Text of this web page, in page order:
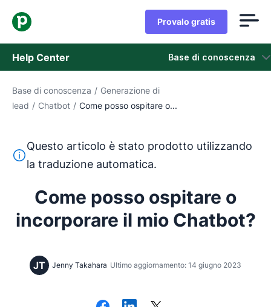
Provalo gratis
Help Center Base di conoscenza
Base di conoscenza
Contatta l'assistenza
Base di conoscenza / Generazione di
lead / Chatbot / Come posso ospitare o...
Questo testo è stato tradotto dall'inglese utilizzando
Questo articolo è stato prodotto utilizzando
la traduzione automatica.
Come posso ospitare o
incorporare il mio Chatbot?
JT Jenny Takahara Ultimo aggiornamento: 14 giugno 2023